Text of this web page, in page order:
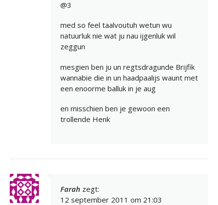
@3
med so feel taalvoutuh wetun wu
natuurluk nie wat ju nau ijgenluk wil
zeggun
mesgien ben ju un regtsdragunde Brijfik
wannabie die in un haadpaalijs waunt met
een enoorme balluk in je aug
en misschien ben je gewoon een
trollende Henk
Farah zegt:
12 september 2011 om 21:03